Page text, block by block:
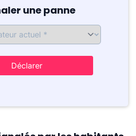
une panne
Déclarer